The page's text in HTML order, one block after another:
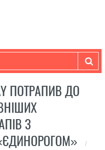
ПОТРАПИВ ДО
З
/